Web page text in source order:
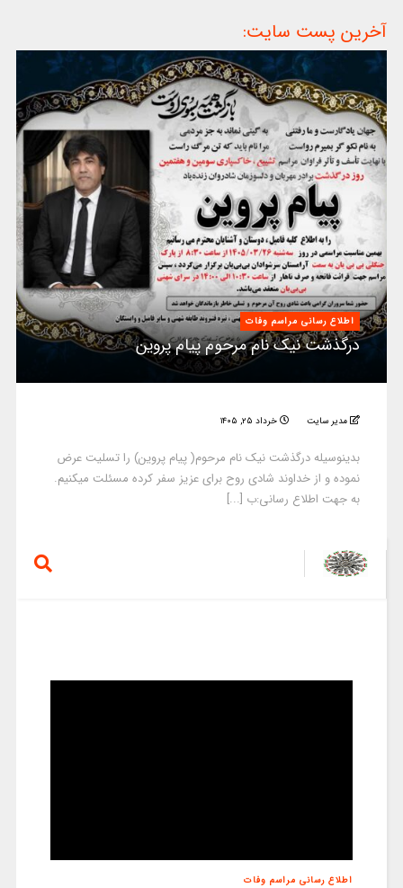
آخرین پست سایت:
اطلاع رسانی مراسم وفات
درگذشت نیک نام مرحوم پیام پروین
مدیر سایت خرداد ۲۵, ۱۴۰۵
بدینوسیله درگذشت نیک نام مرحوم( پیام پروین) را تسلیت عرض
نموده و از خداوند شادی روح برای عزیز سفر کرده مسئلت میکنیم.
به جهت اطلاع رسانی:ب [...]
اطلاع رسانی مراسم وفات